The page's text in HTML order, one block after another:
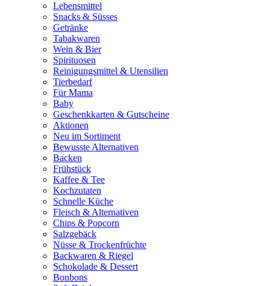
Lebensmittel
Snacks & Süsses
Getränke
Tabakwaren
Wein & Bier
Spirituosen
Reinigungsmittel & Utensilien
Tierbedarf
Für Mama
Baby
Geschenkkarten & Gutscheine
Aktionen
Neu im Sortiment
Bewusste Alternativen
Backen
Frühstück
Kaffee & Tee
Kochzutaten
Schnelle Küche
Fleisch & Alternativen
Chips & Popcorn
Salzgebäck
Nüsse & Trockenfrüchte
Backwaren & Riegel
Schokolade & Dessert
Bonbons